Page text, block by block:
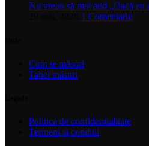
Nu vreau să mai aud „Dacă eu
1 Comentariu
Cum te măsori
Tabel măsuri
Politica de confidentialitate
Termeni si conditii